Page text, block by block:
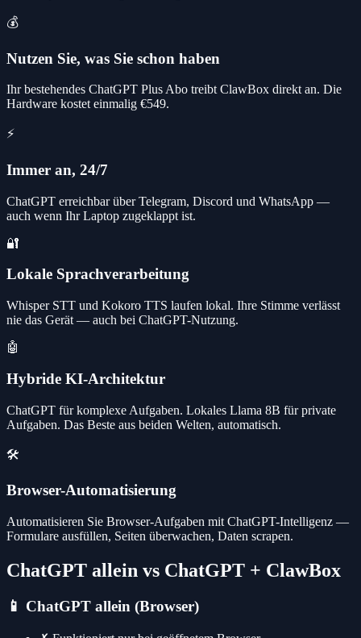
💰
Nutzen Sie, was Sie schon haben
Ihr bestehendes ChatGPT Plus Abo treibt ClawBox direkt an. Die
Hardware kostet einmalig €549.
⚡
Immer an, 24/7
ChatGPT erreichbar über Telegram, Discord und WhatsApp —
auch wenn Ihr Laptop zugeklappt ist.
🔐
Lokale Sprachverarbeitung
Whisper STT und Kokoro TTS laufen lokal. Ihre Stimme verlässt
nie das Gerät — auch bei ChatGPT-Nutzung.
🤖
Hybride KI-Architektur
ChatGPT für komplexe Aufgaben. Lokales Llama 8B für private
Aufgaben. Das Beste aus beiden Welten, automatisch.
🛠️
Browser-Automatisierung
Automatisieren Sie Browser-Aufgaben mit ChatGPT-Intelligenz —
Formulare ausfüllen, Seiten überwachen, Daten scrapen.
ChatGPT allein vs ChatGPT + ClawBox
📱 ChatGPT allein (Browser)